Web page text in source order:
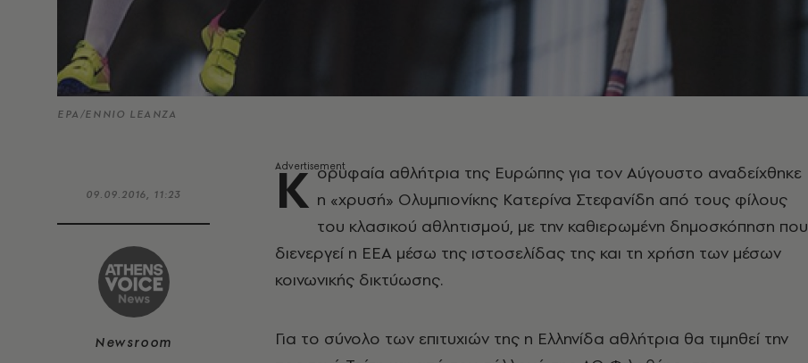
EPA/ENNIO LEANZA
09.09.2016, 11:23
Newsroom
Κ ορυφαία αθλήτρια της Ευρώπης για τον Αύγουστο αναδείχθηκε
η «χρυσή» Ολυμπιονίκης Κατερίνα Στεφανίδη από τους φίλους
του κλασικού αθλητισμού, με την καθιερωμένη δημοσκόπηση που
διενεργεί η EEA μέσω της ιστοσελίδας της και τη χρήση των μέσων
κοινωνικής δικτύωσης.
Για το σύνολο των επιτυχιών της η Ελληνίδα αθλήτρια θα τιμηθεί την